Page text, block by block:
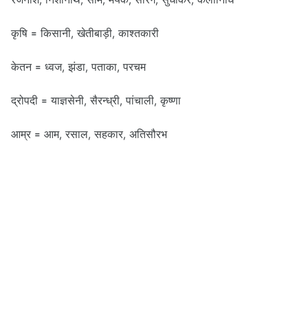
कृषि = किसानी, खेतीबाड़ी, काश्तकारी
केतन = ध्वज, झंडा, पताका, परचम
द्रोपदी = याज्ञसेनी, सैरन्ध्री, पांचाली, कृष्णा
आम्र = आम, रसाल, सहकार, अतिसौरभ